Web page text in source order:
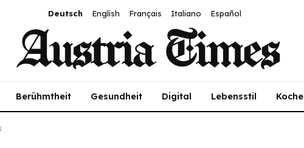
Deutsch English Français Italiano Español
Berühmtheit Gesundheit Digital Lebensstil